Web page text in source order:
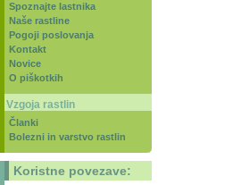
Spoznajte lastnika
Naše rastline
Pogoji poslovanja
Kontakt
Novice
O piškotkih
Vzgoja rastlin
Članki
Bolezni in varstvo rastlin
Koristne povezave: